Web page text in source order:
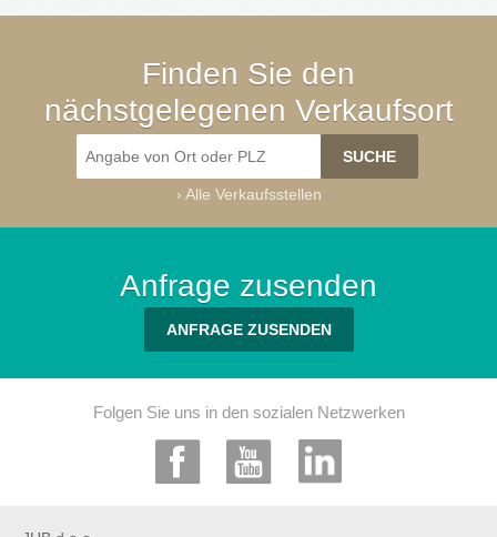
Finden Sie den
nächstgelegenen Verkaufsort
› Alle Verkaufsstellen
Anfrage zusenden
ANFRAGE ZUSENDEN
Folgen Sie uns in den sozialen Netzwerken